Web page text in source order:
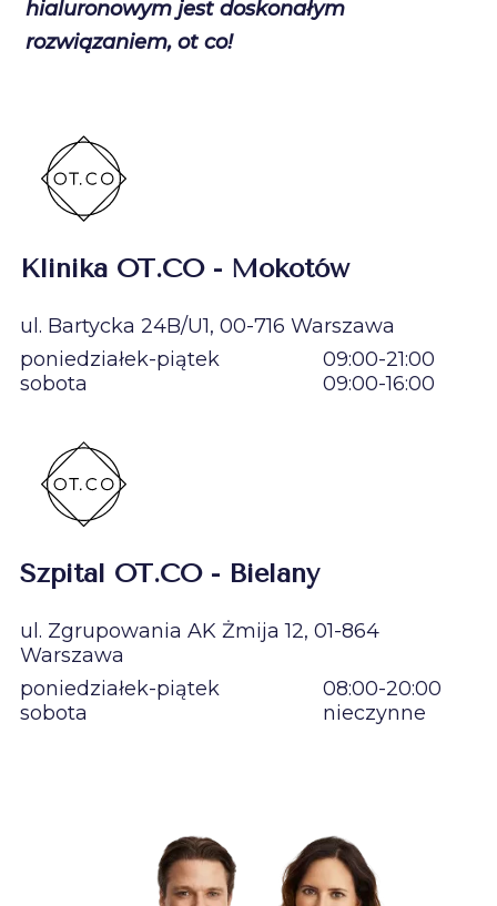
hialuronowym jest doskonałym
rozwiązaniem, ot co!
Klinika OT.CO - Mokotów
ul. Bartycka 24B/U1, 00-716 Warszawa
poniedziałek-piątek
09:00-21:00
sobota
09:00-16:00
Szpital OT.CO - Bielany
ul. Zgrupowania AK Żmija 12, 01-864
Warszawa
poniedziałek-piątek
08:00-20:00
sobota
nieczynne